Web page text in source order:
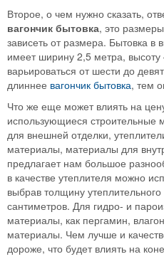
Второе, о чем нужно сказать,
вагончик бытовка, это
зависеть от размера. Бытовка в
имеет ширину 2,5 метра,
варьироваться от шести до
длиннее вагончик бытовка, тем
Что же еще может влиять на
использующиеся строительные
для внешней отделки,
материалы, материалы для
предлагает нам большое
в качестве утеплителя можно
выбрав толщину
сантиметров. Для гидро- и
материалы, как пергамин,
материалы. Чем лучше и
дороже, что будет влиять на